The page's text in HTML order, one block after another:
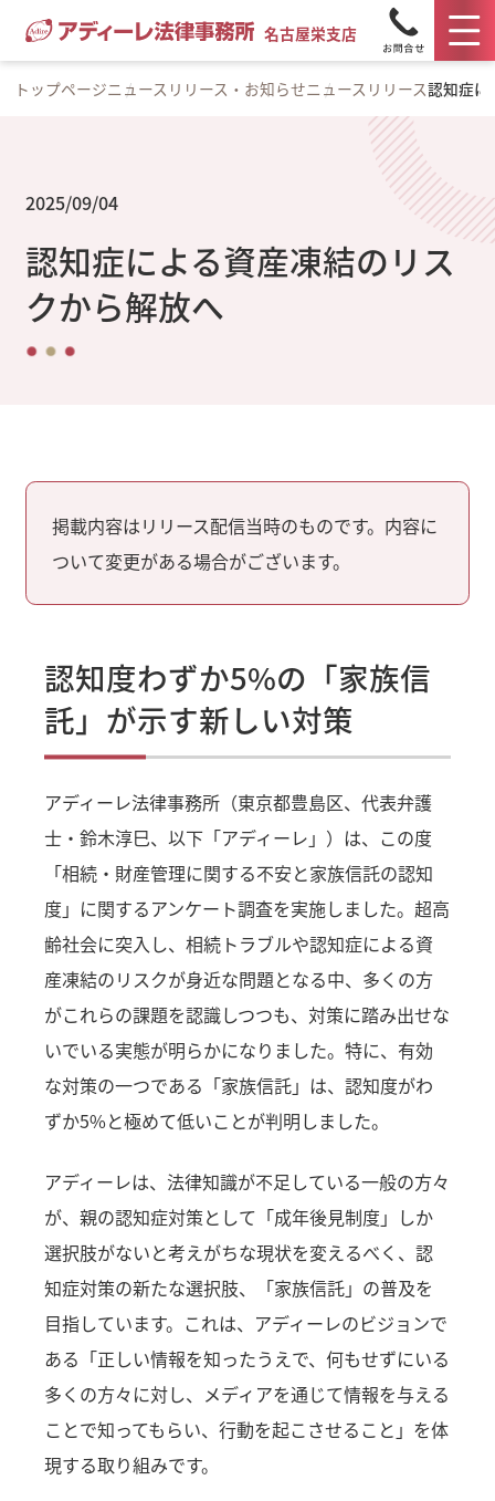
名古屋栄支店
トップページニュースリリース・お知らせニュースリリース認知症に
2025/09/04
認知症による資産凍結のリス
クから解放へ
掲載内容はリリース配信当時のものです。内容に
ついて変更がある場合がございます。
認知度わずか5%の「家族信
託」が示す新しい対策
アディーレ法律事務所（東京都豊島区、代表弁護
士・鈴木淳巳、以下「アディーレ」）は、この度
「相続・財産管理に関する不安と家族信託の認知
度」に関するアンケート調査を実施しました。超高
齢社会に突入し、相続トラブルや認知症による資
産凍結のリスクが身近な問題となる中、多くの方
がこれらの課題を認識しつつも、対策に踏み出せな
いでいる実態が明らかになりました。特に、有効
な対策の一つである「家族信託」は、認知度がわ
ずか5%と極めて低いことが判明しました。
アディーレは、法律知識が不足している一般の方々
が、親の認知症対策として「成年後見制度」しか
選択肢がないと考えがちな現状を変えるべく、認
知症対策の新たな選択肢、「家族信託」の普及を
目指しています。これは、アディーレのビジョンで
ある「正しい情報を知ったうえで、何もせずにいる
多くの方々に対し、メディアを通じて情報を与える
ことで知ってもらい、行動を起こさせること」を体
現する取り組みです。